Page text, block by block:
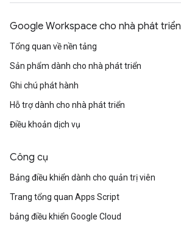
Google Workspace cho nhà phát triển
Tổng quan về nền tảng
Sản phẩm dành cho nhà phát triển
Ghi chú phát hành
Hỗ trợ dành cho nhà phát triển
Điều khoản dịch vụ
Công cụ
Bảng điều khiển dành cho quản trị viên
Trang tổng quan Apps Script
bảng điều khiển Google Cloud